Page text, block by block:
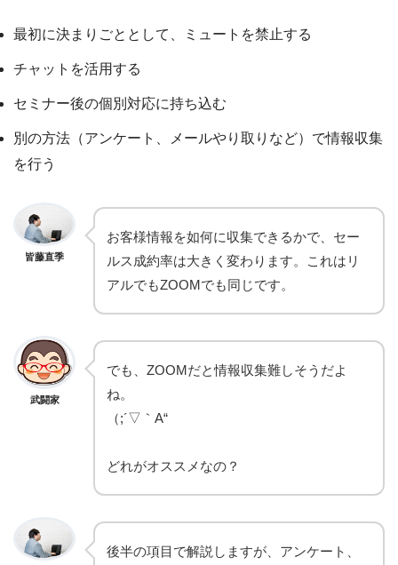
最初に決まりごととして、ミュートを禁止する
チャットを活用する
セミナー後の個別対応に持ち込む
別の方法（アンケート、メールやり取りなど）で情報収集
を行う
皆藤直季
お客様情報を如何に収集できるかで、セー
ルス成約率は大きく変わります。これはリ
アルでもZOOMでも同じです。
武闘家
でも、ZOOMだと情報収集難しそうだよ
ね。
（;´▽｀A“
どれがオススメなの？
後半の項目で解説しますが、アンケート、